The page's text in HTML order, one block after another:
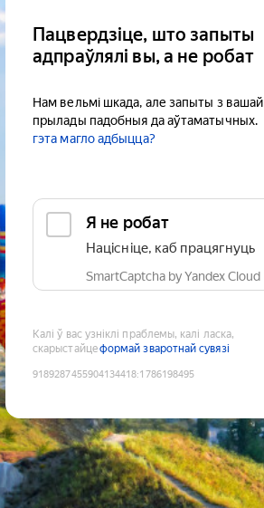
Пацвердзіце, што запыты
адпраўлялі вы, а не робат
Нам вельмі шкада, але запыты з вашай
прылады падобныя да аўтаматычных.
гэта магло адбыцца?
Я не робат
Націсніце, каб працягнуць
SmartCaptcha by Yandex Cloud
Калі ў вас узніклі праблемы, калі ласка,
скарыстайцеформай зваротнай сувязі
9189287455904134418:1786198495